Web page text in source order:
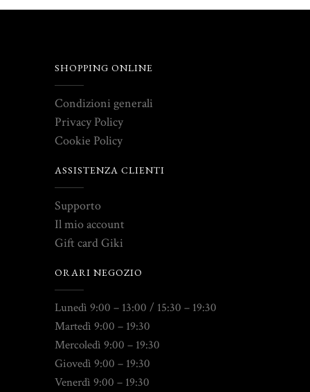
SHOPPING ONLINE
Condizioni generali
Privacy Policy
Cookie Policy
ASSISTENZA CLIENTI
Supporto
Il mio account
Gift card Giki
ORARI NEGOZIO
Lunedì 9:00 – 13:00 / 15:30 – 19:30
Martedì 9:00 – 19:30
Mercoledì 9:00 – 19:30
Giovedì 9:00 – 19:30
Venerdì 9:00 – 19:30